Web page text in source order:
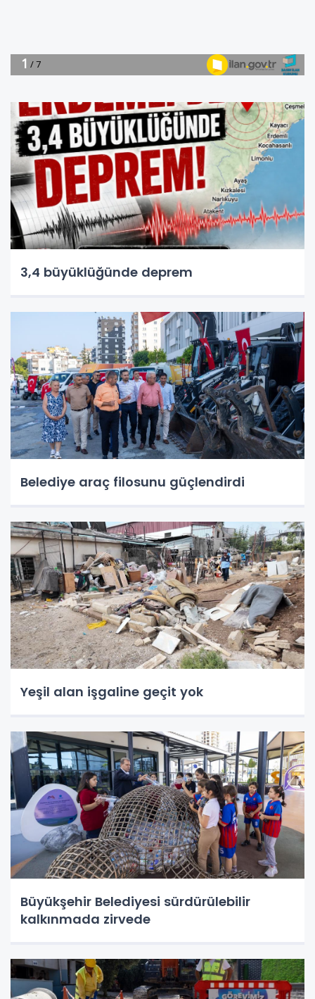
3,4 büyüklüğünde deprem
Belediye araç filosunu güçlendirdi
Yeşil alan işgaline geçit yok
Büyükşehir Belediyesi sürdürülebilir
kalkınmada zirvede